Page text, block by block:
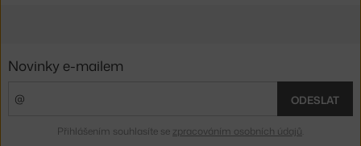
Novinky e-mailem
ODESLAT
Přihlášením souhlasíte se zpracováním osobních údajů